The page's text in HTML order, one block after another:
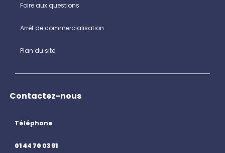
Foire aux questions
Arrêt de commercialisation
Plan du site
Contactez-nous
Téléphone
01 44 70 03 91